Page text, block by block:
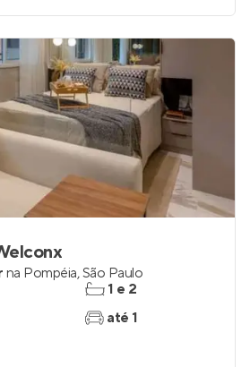
na Pompéia,São Paulo
1 e 2
até 1